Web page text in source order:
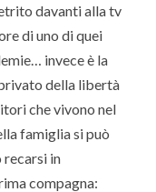
davanti alla tv
di uno di quei
invece è la
della libertà
che vivono nel
famiglia si può
recarsi in
compagna: